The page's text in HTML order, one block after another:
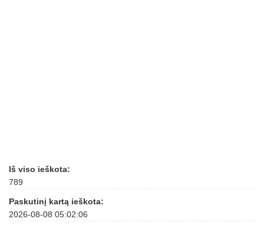
Iš viso ieškota:
789
Paskutinį kartą ieškota:
2026-08-08 05:02:06